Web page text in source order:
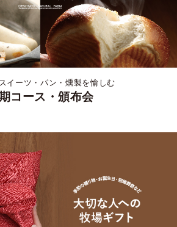
イーツ・パン・燻製を愉しむ
コース・頒布会